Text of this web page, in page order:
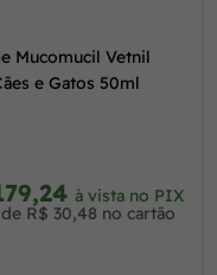
Mucomucil Vetnil
e Gatos 50ml
à vista no PIX
R$ 30,48 no cartão